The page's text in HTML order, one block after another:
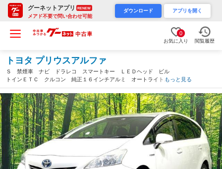
グーネットアプリ RENEW
メアド不要で問い合わせ可能
ダウンロード アプリを開く
0
お気に入り 閲覧履歴
トヨタ プリウスアルファ
Ｓ 禁煙車 ナビ ドラレコ スマートキー ＬＥＤヘッド ビル
トインＥＴＣ クルコン 純正１６インチアルミ オートライト
オートエアコン Ｂｌｕｅｔｏｏｔｈ接続 ＣＤ ＤＶＤ再生 フ
ルセグＴＶ（愛知県）
もっと見る